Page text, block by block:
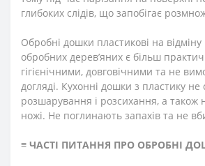
глибоких слідів, що запобігає
Обробні дошки пластикові на
обробних дерев’яних є більш
гігієнічними, довговічними та не
догляді. Кухонні дошки з пластику не
розшарування і розсихання, а також
ножі. Не поглинають запахів та не
≡ ЧАСТІ ПИТАННЯ ПРО ОБРОБНІ